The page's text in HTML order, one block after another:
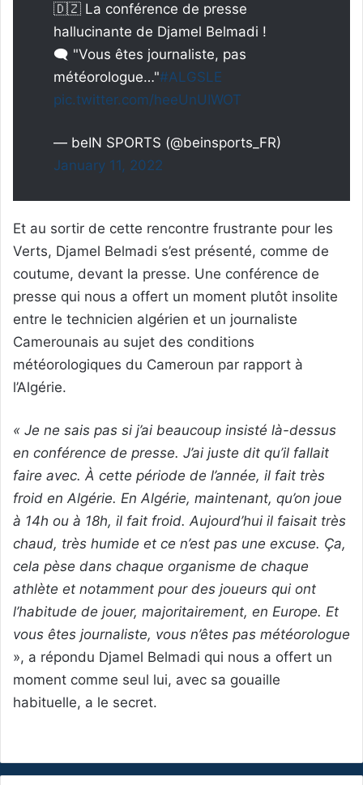
🇩🇿 La conférence de presse
hallucinante de Djamel Belmadi !
🗨️ "Vous êtes journaliste, pas
météorologue…"#ALGSLE
pic.twitter.com/heeUnUIWOT
— beIN SPORTS (@beinsports_FR)
January 11, 2022
Et au sortir de cette rencontre frustrante pour les
Verts, Djamel Belmadi s’est présenté, comme de
coutume, devant la presse. Une conférence de
presse qui nous a offert un moment plutôt insolite
entre le technicien algérien et un journaliste
Camerounais au sujet des conditions
météorologiques du Cameroun par rapport à
l’Algérie.
« Je ne sais pas si j’ai beaucoup insisté là-dessus
en conférence de presse. J’ai juste dit qu’il fallait
faire avec. À cette période de l’année, il fait très
froid en Algérie. En Algérie, maintenant, qu’on joue
à 14h ou à 18h, il fait froid. Aujourd’hui il faisait très
chaud, très humide et ce n’est pas une excuse. Ça,
cela pèse dans chaque organisme de chaque
athlète et notamment pour des joueurs qui ont
l’habitude de jouer, majoritairement, en Europe. Et
vous êtes journaliste, vous n’êtes pas météorologue
», a répondu Djamel Belmadi qui nous a offert un
moment comme seul lui, avec sa gouaille
habituelle, a le secret.